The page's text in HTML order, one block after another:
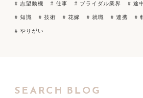
# 志望動機 # 仕事 # ブライダル業界 # 途
# 知識 # 技術 # 花嫁 # 就職 # 連携 #
# やりがい
SEARCH BLOG